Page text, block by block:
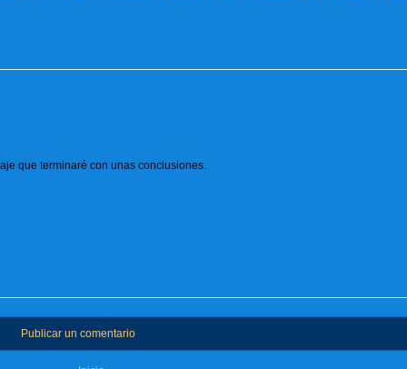
que terminaré con unas conclusiones.
Publicar un comentario